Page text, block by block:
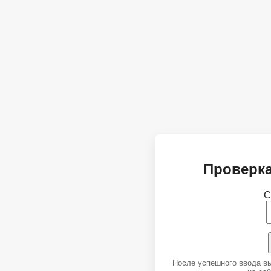
После успешного ввода